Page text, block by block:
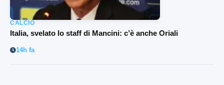
CALCIO
Italia, svelato lo staff di Mancini: c’è anche Oriali
14h fa